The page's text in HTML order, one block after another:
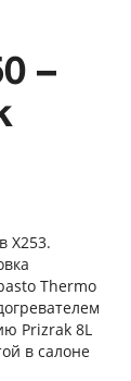
–
X253.
Thermo
Prizrak 8L
в салоне